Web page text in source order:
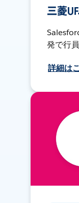
三菱
発で行
詳細は